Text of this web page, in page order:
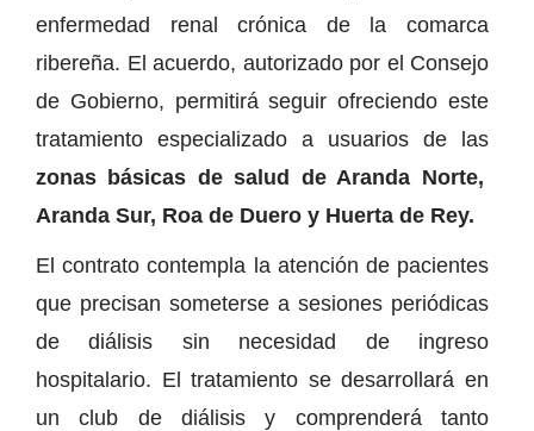
enfermedad renal crónica de la comarca
ribereña. El acuerdo, autorizado por el Consejo
de Gobierno, permitirá seguir ofreciendo este
tratamiento especializado a usuarios de las
zonas básicas de salud de Aranda Norte,
Aranda Sur, Roa de Duero y Huerta de Rey.
El contrato contempla la atención de pacientes
que precisan someterse a sesiones periódicas
de diálisis sin necesidad de ingreso
hospitalario. El tratamiento se desarrollará en
un club de diálisis y comprenderá tanto